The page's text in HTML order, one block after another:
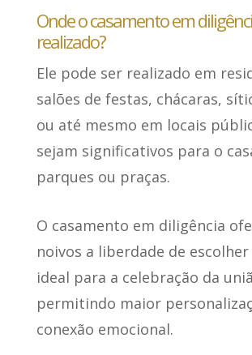
Onde o casamento em
realizado?
Ele pode ser realizado em
salões de festas, chácaras,
ou até mesmo em locais
sejam significativos para o
parques ou praças.
O casamento em diligência
noivos a liberdade de
ideal para a celebração da
permitindo maior
conexão emocional.